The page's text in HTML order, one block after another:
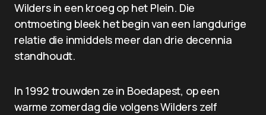
Wilders in een kroeg op het Plein. Die
ontmoeting bleek het begin van een langdurige
relatie die inmiddels meer dan drie decennia
standhoudt.
In 1992 trouwden ze in Boedapest, op een
warme zomerdag die volgens Wilders zelf